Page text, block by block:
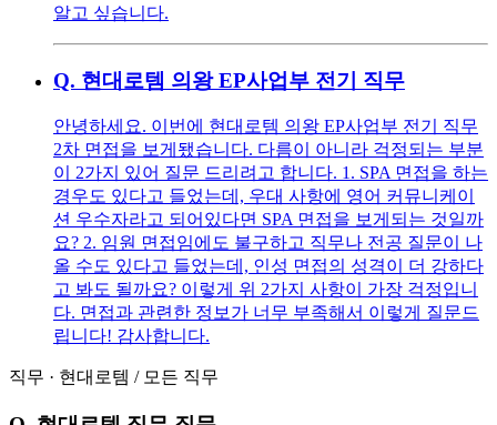
알고 싶습니다.
Q. 현대로템 의왕 EP사업부 전기 직무
안녕하세요. 이번에 현대로템 의왕 EP사업부 전기 직무
2차 면접을 보게됐습니다. 다름이 아니라 걱정되는 부분
이 2가지 있어 질문 드리려고 합니다. 1. SPA 면접을 하는
경우도 있다고 들었는데, 우대 사항에 영어 커뮤니케이
션 우수자라고 되어있다면 SPA 면접을 보게되는 것일까
요? 2. 임원 면접임에도 불구하고 직무나 전공 질문이 나
올 수도 있다고 들었는데, 인성 면접의 성격이 더 강하다
고 봐도 될까요? 이렇게 위 2가지 사항이 가장 걱정입니
다. 면접과 관련한 정보가 너무 부족해서 이렇게 질문드
립니다! 감사합니다.
직무 · 현대로템 / 모든 직무